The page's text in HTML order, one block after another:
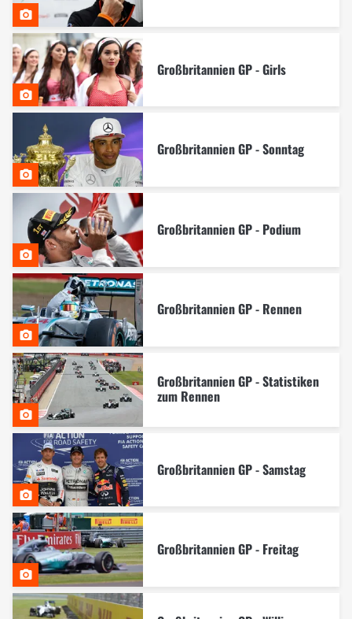
Großbritannien GP - Girls
Großbritannien GP - Sonntag
Großbritannien GP - Podium
Großbritannien GP - Rennen
Großbritannien GP - Statistiken
zum Rennen
Großbritannien GP - Samstag
Großbritannien GP - Freitag